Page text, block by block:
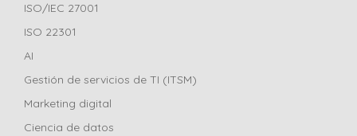
ISO/IEC 27001
ISO 22301
AI
Gestión de servicios de TI (ITSM)
Marketing digital
Ciencia de datos